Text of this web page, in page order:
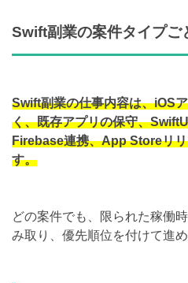
Swift副業の案件タイプご
Swift副業の仕事内容は、iOS
く、既存アプリの保守、
Firebase連携、App Storeリ
す。
どの案件でも、限られた稼働
み取り、優先順位を付けて進